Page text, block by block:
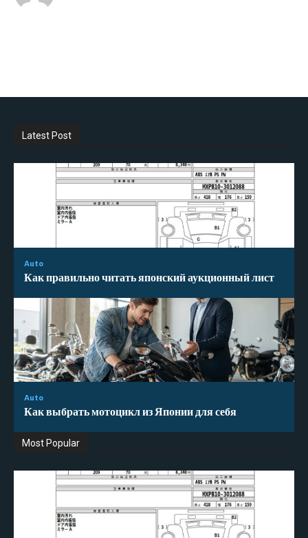
Latest Post
Auto
Как правильно читать японский аукционный лист
Auto
Как выбрать мотоцикл из Японии для себя
Most Popular